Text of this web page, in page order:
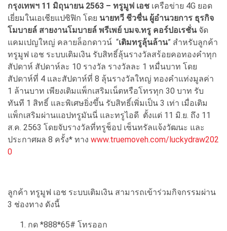
กรุงเทพฯ 11 มิถุนายน 2563 – ทรูมูฟ เอช เครือข่าย 4G ยอด
เยี่ยมในเอเชียแปซิฟิก โดย นายทวี ชีวชื่น ผู้อำนวยการ ธุรกิจ
โมบายล์ สายงานโมบายล์ พรีเพย์ บมจ.ทรู คอร์ปอเรชั่น จัด
แคมเปญใหญ่ คลายล็อกดาวน์ “เติมทรูลุ้นล้าน” สำหรับลูกค้า
ทรูมูฟ เอช ระบบเติมเงิน รับสิทธิ์ลุ้นรางวัลสร้อยคอทองคำทุก
สัปดาห์ สัปดาห์ละ 10 รางวัล รางวัลละ 1 หมื่นบาท โดย
สัปดาห์ที่ 4 และสัปดาห์ที่ 8 ลุ้นรางวัลใหญ่ ทองคำแท่งมูลค่า
1 ล้านบาท เพียงเติมแพ็กเสริมเน็ตหรือโทรทุก 30 บาท รับ
ทันที 1 สิทธิ์ และพิเศษยิ่งขึ้น รับสิทธิ์เพิ่มเป็น 3 เท่า เมื่อเติม
แพ็กเสริมผ่านแอปทรูมันนี่ และทรูไอดี ตั้งแต่ 11 มิ.ย. ถึง 11
ส.ค. 2563 โดยจับรางวัลที่ทรูช็อป เซ็นทรัลแจ้งวัฒนะ และ
ประกาศผล 8 ครั้ง* ทาง www.truemoveh.com/luckydraw202
0
ลูกค้า ทรูมูฟ เอช ระบบเติมเงิน สามารถเข้าร่วมกิจกรรมผ่าน
3 ช่องทาง ดังนี้
กด *888*65# โทรออก